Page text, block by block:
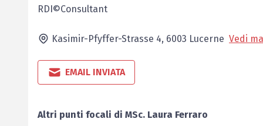
RDI©Consultant
Kasimir-Pfyffer-Strasse 4, 6003 Lucerne Vedi
EMAIL INVIATA
Altri punti focali di MSc. Laura Ferraro